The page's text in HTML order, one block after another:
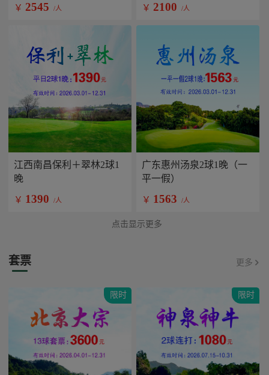
￥ 2545 /人 ￥ 2100 /人
江西南昌保利＋翠林2球1
晚
￥ 1390 /人
广东惠州汤泉2球1晚（一
平一假）
￥ 1563 /人
点击显示更多
套票 更多
限时 限时